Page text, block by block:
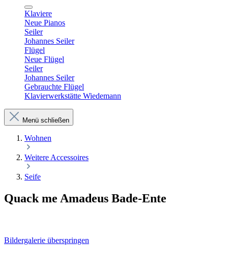
Klaviere
Neue Pianos
Seiler
Johannes Seiler
Flügel
Neue Flügel
Seiler
Johannes Seiler
Gebrauchte Flügel
Klavierwerkstätte Wiedemann
Menü schließen
Wohnen
Weitere Accessoires
Seife
Quack me Amadeus Bade-Ente
Bildergalerie überspringen